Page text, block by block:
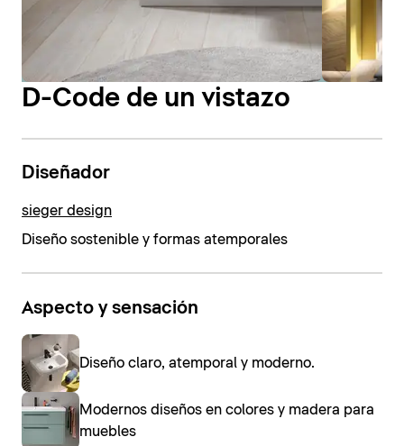
D-Code de un vistazo
Diseñador
sieger design
Diseño sostenible y formas atemporales
Aspecto y sensación
Diseño claro, atemporal y moderno.
Modernos diseños en colores y madera para
muebles